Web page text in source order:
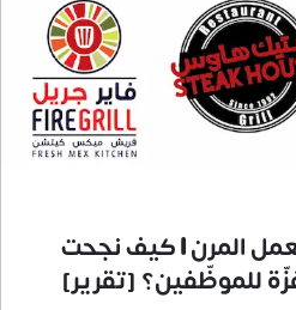
المرن | كيف نجحت
للموظّفين؟ [تقرير]